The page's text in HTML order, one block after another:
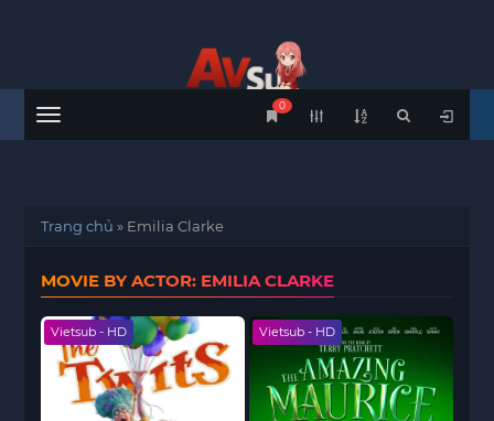
Menu
0
Trang chủ » Emilia Clarke
MOVIE BY ACTOR: EMILIA CLARKE
Vietsub - HD Vietsub - HD